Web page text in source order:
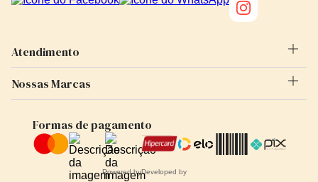
Atendimento
Quem Somos
Política de Troca e Devolução
Poítica de Privacidade
Fale Conosco
Nossas Marcas
Guess
Adidas
Formas de pagamento
Powered byDeveloped by